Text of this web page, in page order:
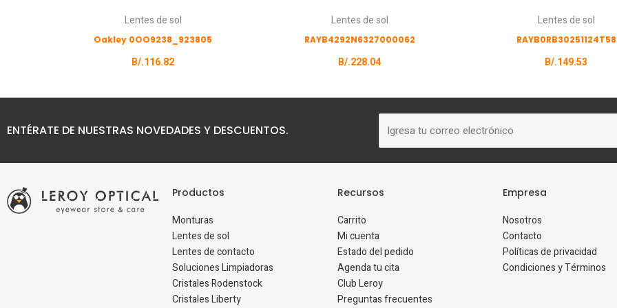
Lentes de sol
Oakley 0OO9238_923805
B/.116.82
Lentes de sol
RAYB4292N6327000062
B/.228.04
Lentes de sol
RAYB0RB30251124T58
B/.149.53
ENTÉRATE DE NUESTRAS NOVEDADES Y DESCUENTOS.
electrónico
Productos
Monturas
Lentes de sol
Lentes de contacto
Soluciones Limpiadoras
Cristales Rodenstock
Cristales Liberty
Recursos
Carrito
Mi cuenta
Estado del pedido
Agenda tu cita
Club Leroy
Preguntas frecuentes
Empresa
Nosotros
Contacto
Políticas de privacidad
Condiciones y Términos